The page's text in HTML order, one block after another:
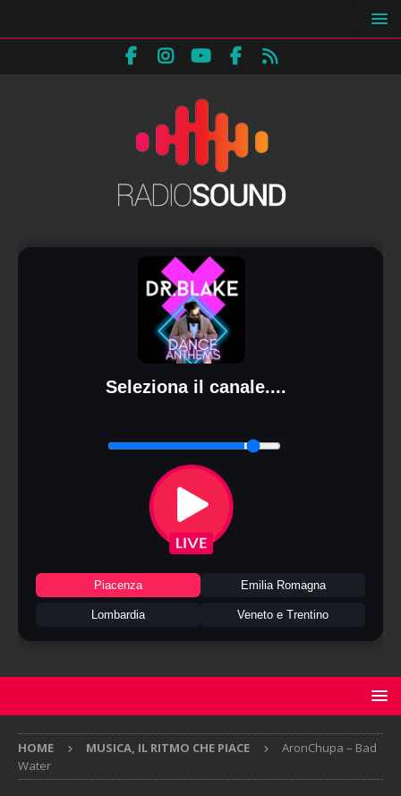
Seleziona il canale....
Piacenza Emilia Romagna
Lombardia Veneto e Trentino
HOME MUSICA, IL RITMO CHE PIACE
AronChupa – Bad
Water